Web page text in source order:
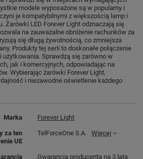
modele wyposażone są w popularny i
je kompatybilnymi z większością lamp i
Żarówki LED Forever Light odznaczają się
na zauważalne obniżenie rachunków za
się długą żywotnością, co zmniejsza
Produkty tej serii to doskonałe połączenie
Sprawdzą się zarówno w
jak i komercyjnych, odpowiadając na
Wybierając żarówki Forever Light,
i niezawodne oświetlenie każdego
Marka Forever Light
za ten
UE
TelForceOne S.A. Więcej
Gwarancja producenta na 3 lata